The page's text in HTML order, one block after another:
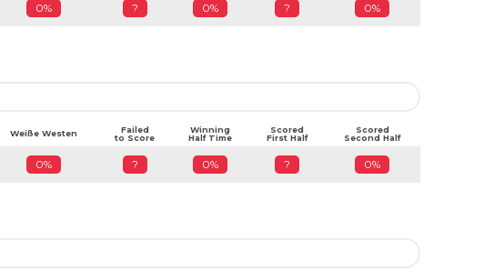
0% ? 0% ? 0%
Weiße Westen
Failed
to Score
Winning
Half Time
Scored
First Half
Scored
Second Half
0% ? 0% ? 0%